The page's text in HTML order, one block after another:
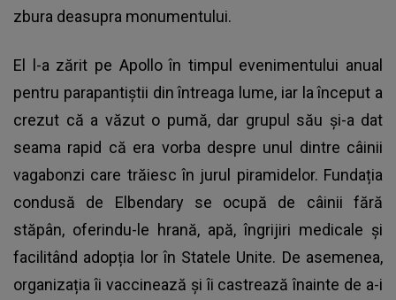
zbura deasupra monumentului.
El l-a zărit pe Apollo în timpul evenimentului anual
pentru parapantiștii din întreaga lume, iar la început a
crezut că a văzut o pumă, dar grupul său și-a dat
seama rapid că era vorba despre unul dintre câinii
vagabonzi care trăiesc în jurul piramidelor. Fundația
condusă de Elbendary se ocupă de câinii fără
stăpân, oferindu-le hrană, apă, îngrijiri medicale și
facilitând adopția lor în Statele Unite. De asemenea,
organizația îi vaccinează și îi castrează înainte de a-i